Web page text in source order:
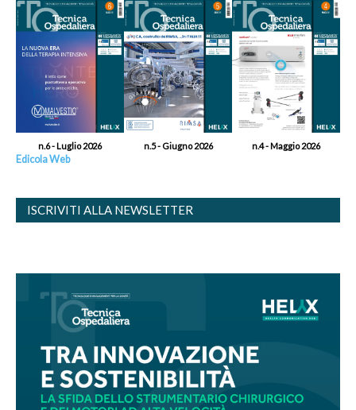
n.6 - Luglio 2026 n.5 - Giugno 2026 n.4 - Maggio 2026
Edicola Web
ISCRIVITI ALLA NEWSLETTER